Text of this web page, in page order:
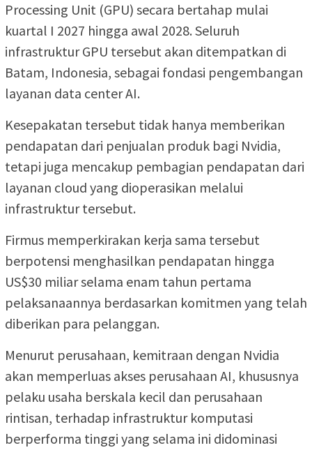
Processing Unit (GPU) secara bertahap mulai
kuartal I 2027 hingga awal 2028. Seluruh
infrastruktur GPU tersebut akan ditempatkan di
Batam, Indonesia, sebagai fondasi pengembangan
layanan data center AI.
Kesepakatan tersebut tidak hanya memberikan
pendapatan dari penjualan produk bagi Nvidia,
tetapi juga mencakup pembagian pendapatan dari
layanan cloud yang dioperasikan melalui
infrastruktur tersebut.
Firmus memperkirakan kerja sama tersebut
berpotensi menghasilkan pendapatan hingga
US$30 miliar selama enam tahun pertama
pelaksanaannya berdasarkan komitmen yang telah
diberikan para pelanggan.
Menurut perusahaan, kemitraan dengan Nvidia
akan memperluas akses perusahaan AI, khususnya
pelaku usaha berskala kecil dan perusahaan
rintisan, terhadap infrastruktur komputasi
berperforma tinggi yang selama ini didominasi